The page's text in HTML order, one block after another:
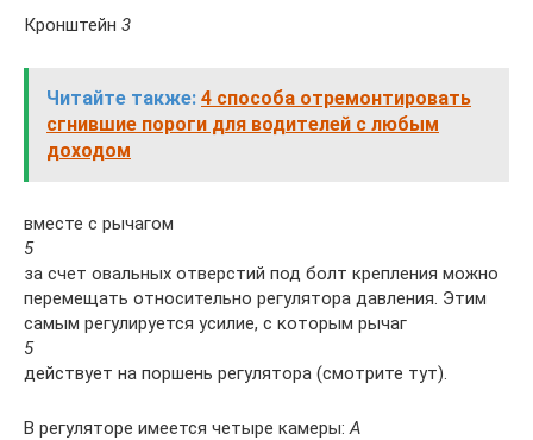
Кронштейн 3
Читайте также: 4 способа отремонтировать
сгнившие пороги для водителей с любым
доходом
вместе с рычагом
5
за счет овальных отверстий под болт крепления можно
перемещать относительно регулятора давления. Этим
самым регулируется усилие, с которым рычаг
5
действует на поршень регулятора (смотрите тут).
В регуляторе имеется четыре камеры:А